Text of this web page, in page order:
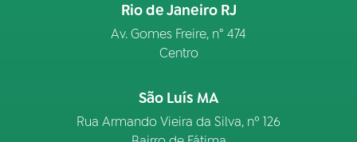
Rio de Janeiro RJ
Av. Gomes Freire, n° 474
Centro
São Luís MA
Rua Armando Vieira da Silva, nº 126